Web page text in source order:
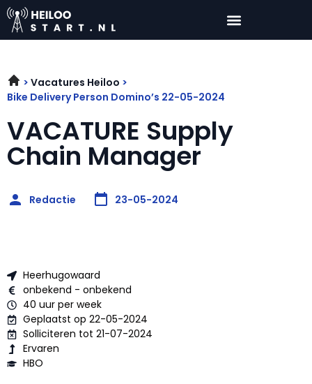
Vacatures Heiloo
Bike Delivery Person Domino’s 22-05-2024
VACATURE Supply
Chain Manager
Redactie 23-05-2024
Heerhugowaard
onbekend - onbekend
40 uur per week
Geplaatst op 22-05-2024
Solliciteren tot 21-07-2024
Ervaren
HBO